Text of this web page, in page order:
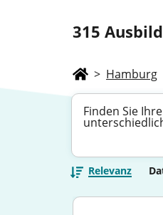
315
> Hamburg
Finden Sie
Relevanz